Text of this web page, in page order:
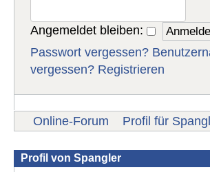
Angemeldet bleiben:
Passwort vergessen?
vergessen? Registrieren
Online-Forum Profil für
Profil von Spangler